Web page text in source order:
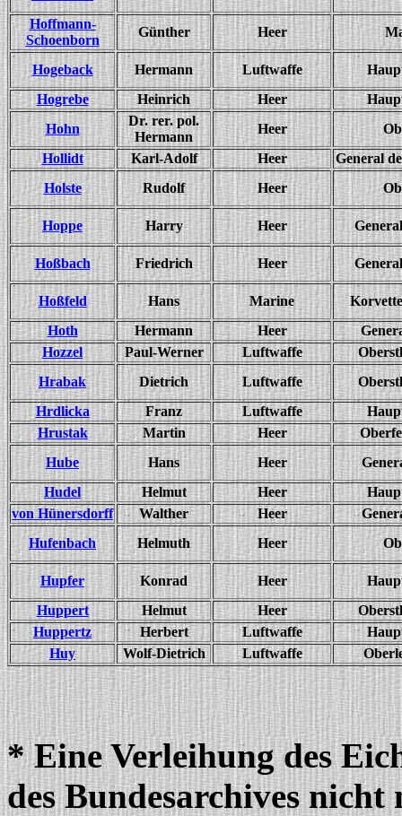
Hoffmann-
Schoenborn
Günther Heer
Hogeback Hermann Luftwaffe
Hogrebe
Heinrich Heer
Hohn
Dr. rer. pol.
Hermann
Heer
Hollidt
Karl-Adolf Heer
General
Holste
Rudolf Heer
Hoppe Harry Heer
Hoßbach Friedrich Heer
Hoßfeld Hans Marine
Hoth
Hermann Heer
Hozzel
Paul-Werner Luftwaffe
Hrabak
Dietrich Luftwaffe
Hrdlicka
Franz Luftwaffe
Hrustak
Martin Heer
Hube
Hans Heer
Hudel
Helmut Heer
von Hünersdorff
Walther Heer
Hufenbach
Helmuth Heer
Hupfer Konrad Heer
Huppert
Helmut Heer
Huppertz
Herbert Luftwaffe
Huy
Wolf-Dietrich Luftwaffe
* Eine Verleihung des
des Bundesarchives nicht